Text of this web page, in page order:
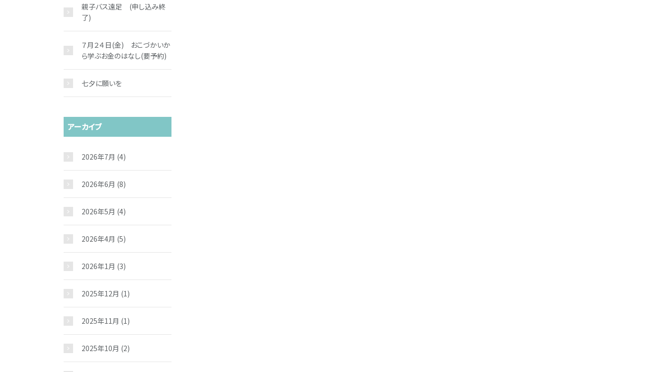
親子バス遠足 (申し込み終
了)
７月２４日(金) おこづかいか
ら学ぶお金のはなし(要予約)
七夕に願いを
アーカイブ
2026年7月 (4)
2026年6月 (8)
2026年5月 (4)
2026年4月 (5)
2026年1月 (3)
2025年12月 (1)
2025年11月 (1)
2025年10月 (2)